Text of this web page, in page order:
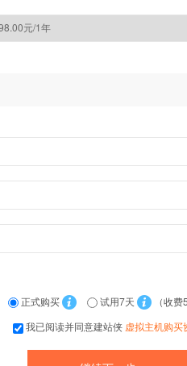
正式购买 试用7天
（收费
我已阅读并同意建站侠 虚拟主机购买